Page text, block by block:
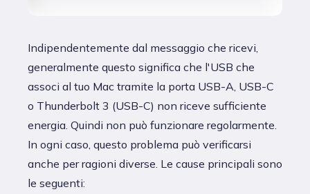
Indipendentemente dal messaggio che ricevi,
generalmente questo significa che l'USB che
associ al tuo Mac tramite la porta USB-A, USB-C
o Thunderbolt 3 (USB-C) non riceve sufficiente
energia. Quindi non può funzionare regolarmente.
In ogni caso, questo problema può verificarsi
anche per ragioni diverse. Le cause principali sono
le seguenti: